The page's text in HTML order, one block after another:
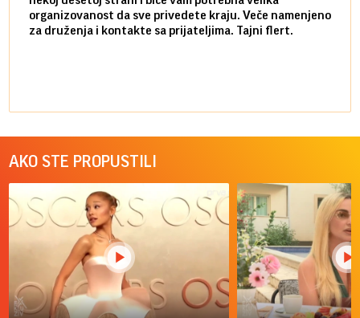
organizovanost da sve privedete kraju. Veče namenjeno
za druženja i kontakte sa prijateljima. Tajni flert.
AKO STE PROPUSTILI